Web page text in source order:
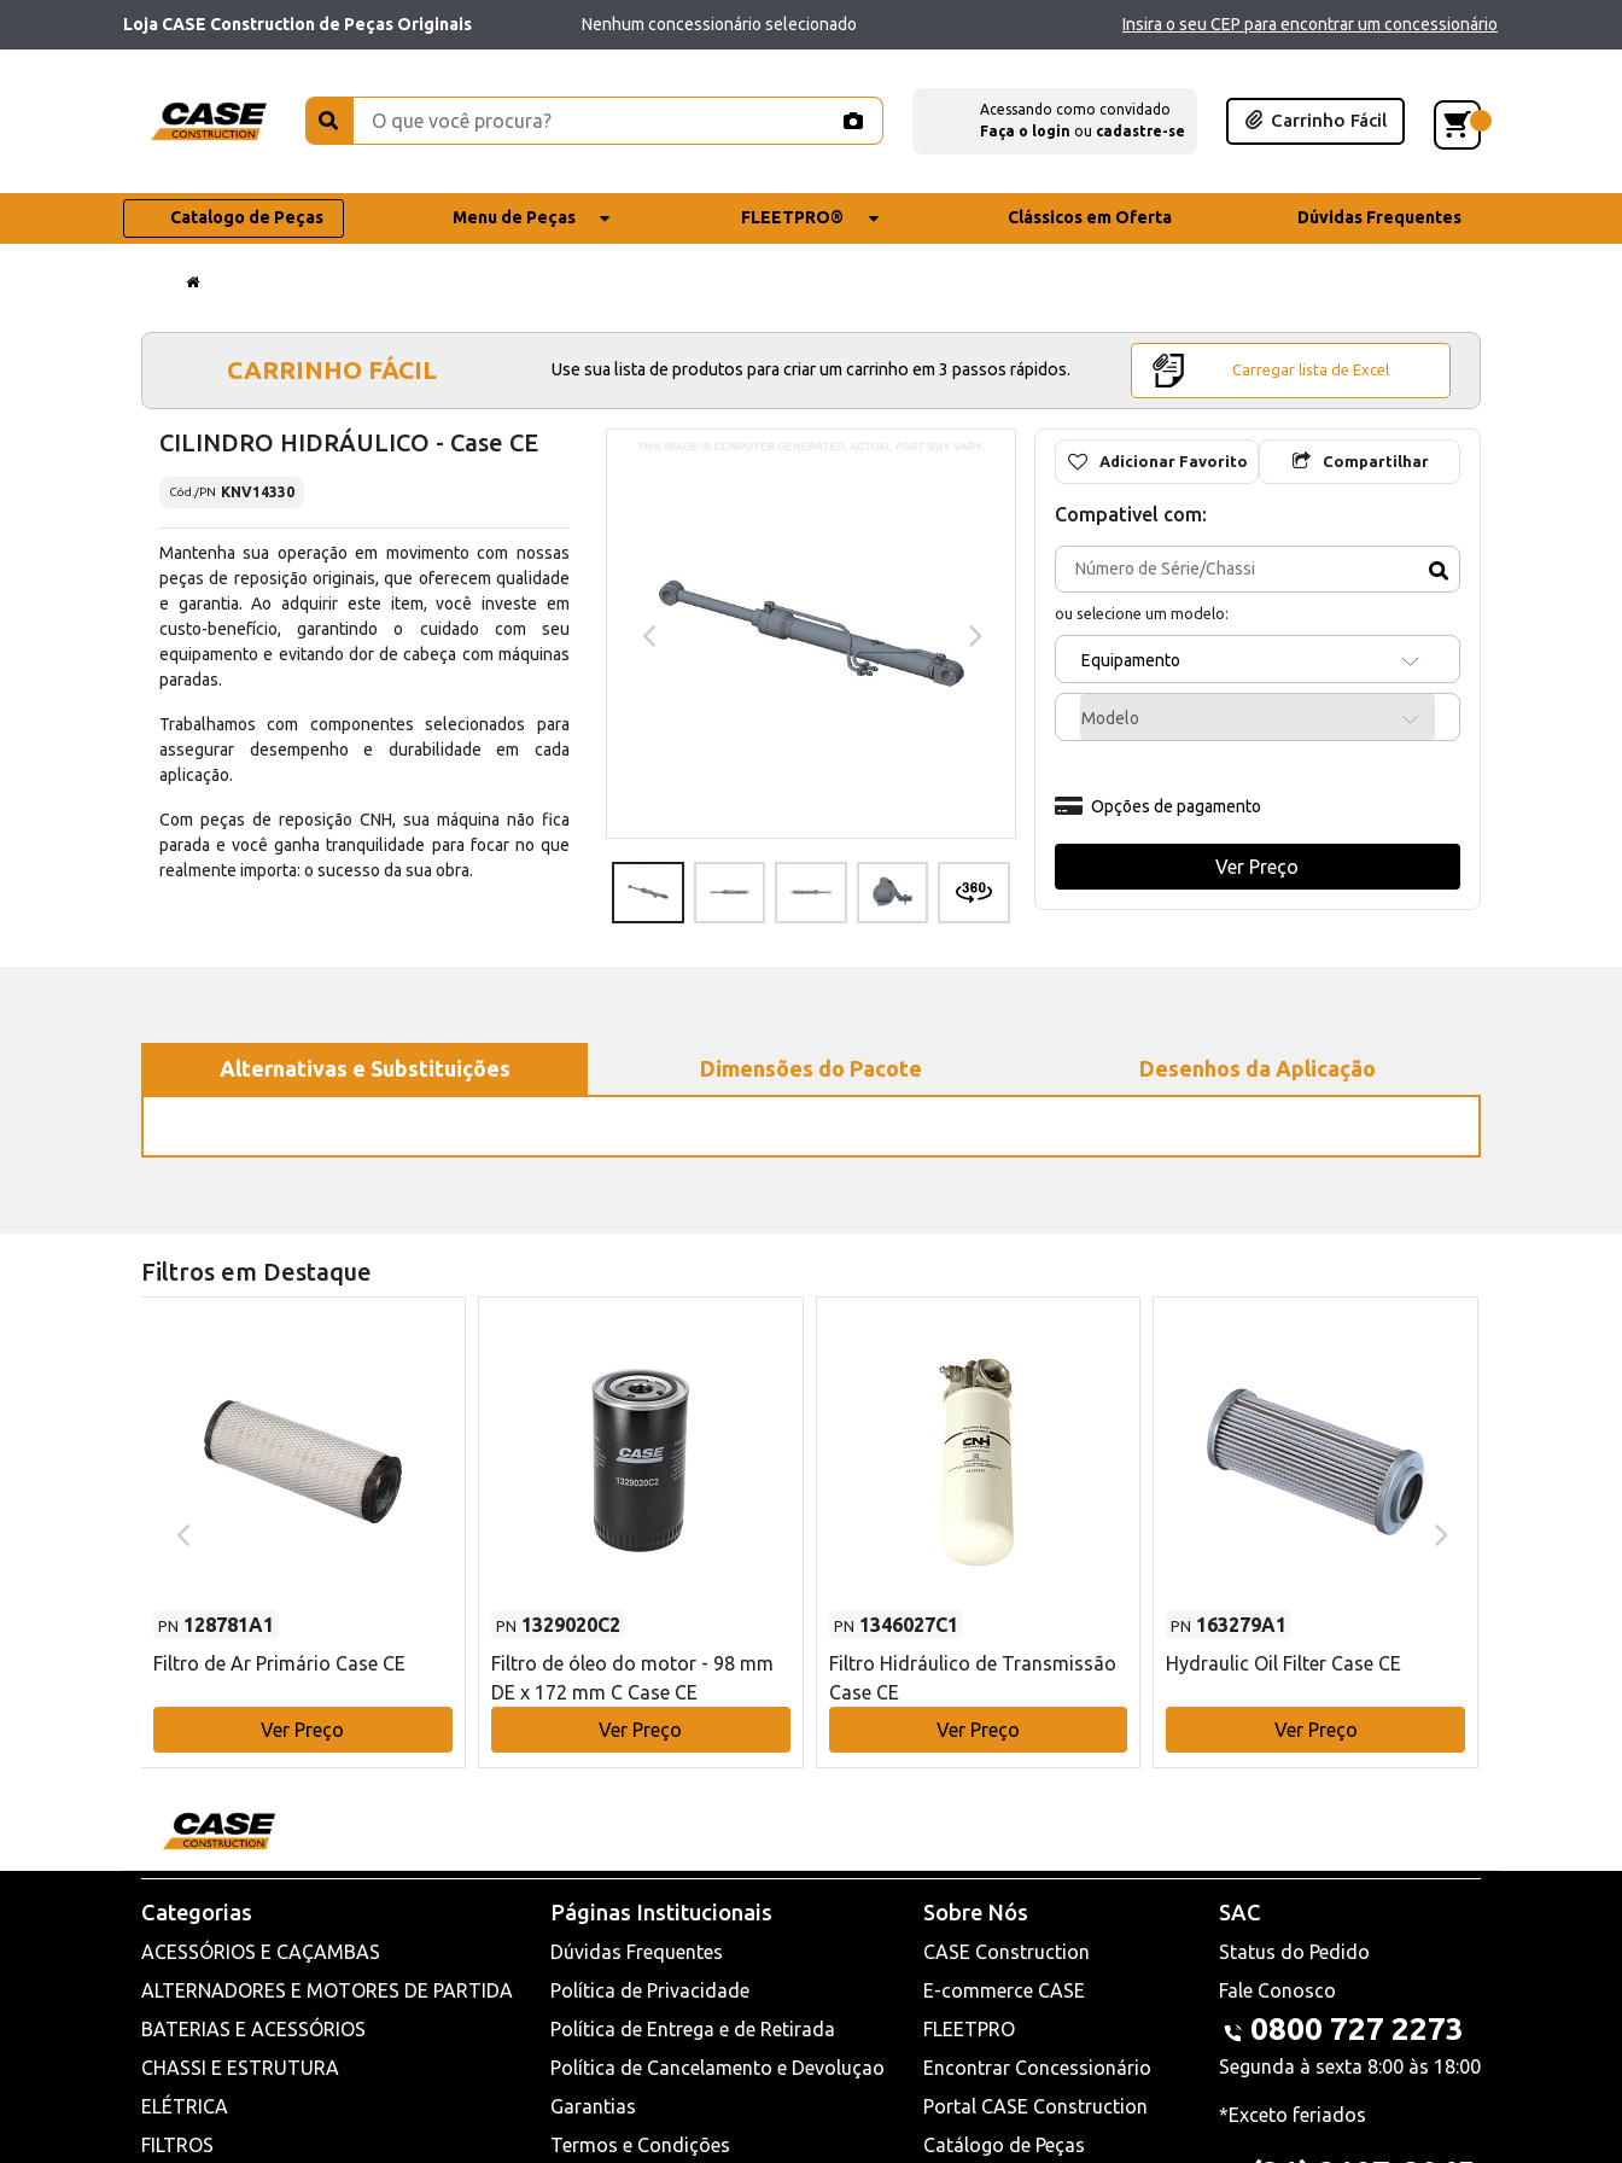
Loja CASE Construction de Peças Originais Nenhum concessionário selecionado Insira o seu CEP para encontrar um concessionário
Acessando como convidado
Faça o login ou cadastre-se
Carrinho Fácil
Catalogo de Peças Menu de Peças FLEETPRO® Clássicos em Oferta Dúvidas Frequentes
CARRINHO FÁCIL Use sua lista de produtos para criar um carrinho em 3 passos rápidos. Carregar lista de Excel
CILINDRO HIDRÁULICO - Case CE
Cód./PN KNV14330
Mantenha sua operação em movimento com nossas
peças de reposição originais, que oferecem qualidade
e garantia. Ao adquirir este item, você investe em
custo-benefício, garantindo o cuidado com seu
equipamento e evitando dor de cabeça com máquinas
paradas.
Trabalhamos com componentes selecionados para
assegurar desempenho e durabilidade em cada
aplicação.
Com peças de reposição CNH, sua máquina não fica
parada e você ganha tranquilidade para focar no que
realmente importa: o sucesso da sua obra.
Adicionar Favorito Compartilhar
Compativel com:
ou selecione um modelo:
Equipamento
Modelo
Opções de pagamento
Ver Preço
Alternativas e Substituições Dimensões do Pacote Desenhos da Aplicação
Filtros em Destaque
PN 128781A1
Filtro de Ar Primário Case CE
Ver Preço
PN 1329020C2
Filtro de óleo do motor - 98 mm
DE x 172 mm C Case CE
Ver Preço
PN 1346027C1
Filtro Hidráulico de Transmissão
Case CE
Ver Preço
PN 163279A1
Hydraulic Oil Filter Case CE
Ver Preço
Categorias
ACESSÓRIOS E CAÇAMBAS
ALTERNADORES E MOTORES DE PARTIDA
BATERIAS E ACESSÓRIOS
CHASSI E ESTRUTURA
ELÉTRICA
FILTROS
Páginas Institucionais
Dúvidas Frequentes
Política de Privacidade
Política de Entrega e de Retirada
Política de Cancelamento e Devoluçao
Garantias
Termos e Condições
Sobre Nós
CASE Construction
E-commerce CASE
FLEETPRO
Encontrar Concessionário
Portal CASE Construction
Catálogo de Peças
SAC
Status do Pedido
Fale Conosco
0800 727 2273
Segunda à sexta 8:00 às 18:00
*Exceto feriados